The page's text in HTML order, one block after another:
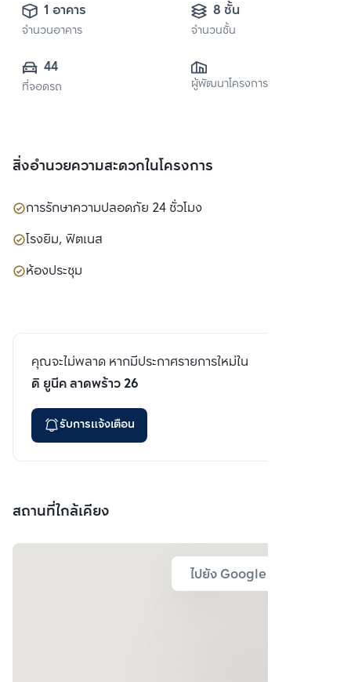
1 อาคาร
จำนวนอาคาร
8 ชั้น
จำนวนชั้น
44
ที่จอดรถ ผู้พัฒนาโครงการ
สิ่งอำนวยความสะดวกในโครงการ
การรักษาความปลอดภัย 24 ชั่วโมง
โรงยิม, ฟิตเนส
ห้องประชุม
คุณจะไม่พลาด หากมีประกาศรายการใหม่ใน
ดิ ยูนีค ลาดพร้าว 26
รับการแจ้งเตือน
สถานที่ใกล้เคียง
ไปยัง Google Map